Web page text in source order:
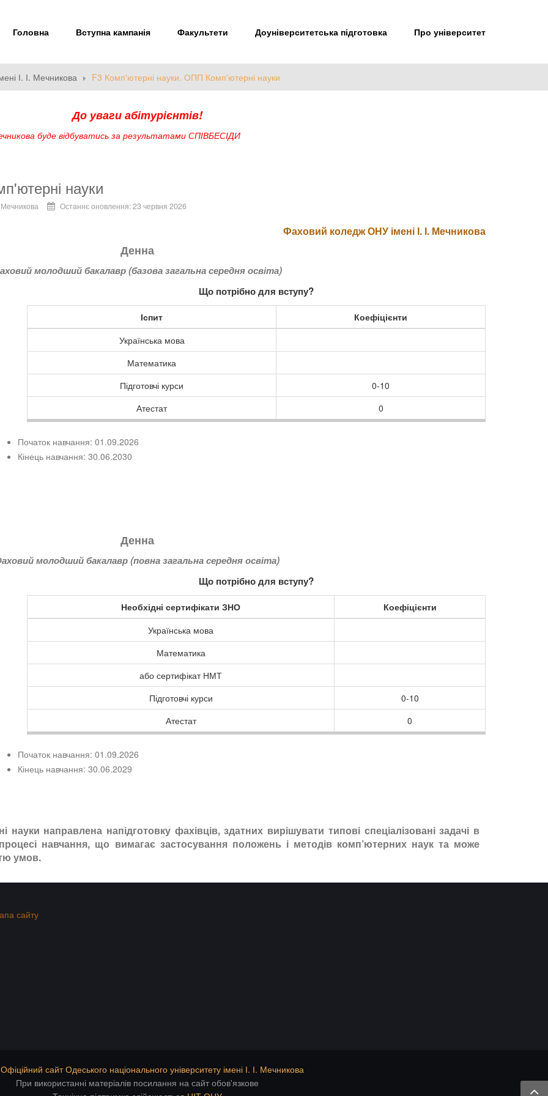
Головна Вступна кампанія Факультети Доуніверситетська підготовка Про університет
І. І. Мечникова F3 Комп'ютерні науки. ОПП Комп'ютерні науки
До уваги абітурієнтів!
буде відбуватись за результатами СПІВБЕСІДИ
науки
Останнє оновлення: 23 червня 2026
Фаховий коледж ОНУ імені І. І. Мечникова
Денна
молодший бакалавр (базова загальна середня освіта)
Що потрібно для вступу?
Іспит
Коефіцієнти
Українська мова
Математика
Підготовчі курси
0-10
Атестат
0
Початок навчання: 01.09.2026
Кінець навчання: 30.06.2030
Денна
молодший бакалавр (повна загальна середня освіта)
Що потрібно для вступу?
Необхідні сертифікати ЗНО
Коефіцієнти
Українська мова
Математика
або сертифікат НМТ
Підготовчі курси
0-10
Атестат
0
Початок навчання: 01.09.2026
Кінець навчання: 30.06.2029
направлена напідготовку фахівців, здатних вирішувати типові спеціалізовані задачі в
навчання, що вимагає застосування положень і методів комп’ютерних наук та може
умов.
сайту
Офіційний сайт Одеського національного університету імені І. І. Мечникова
При використанні матеріалів посилання на сайт обов'язкове